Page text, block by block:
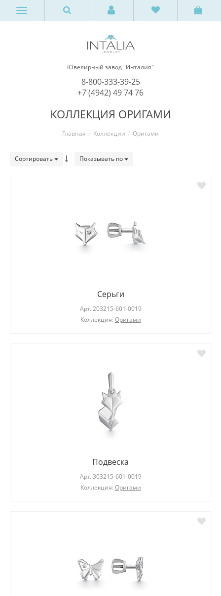
Ювелирный завод "Инталия"
8-800-333-39-25
+7 (4942) 49 74 76
КОЛЛЕКЦИЯ ОРИГАМИ
Главная Коллекции Оригами
Сортировать Показывать по
Серьги
Арт. 203215-601-0019
Коллекция: Оригами
Подвеска
Арт. 303215-601-0019
Коллекция: Оригами